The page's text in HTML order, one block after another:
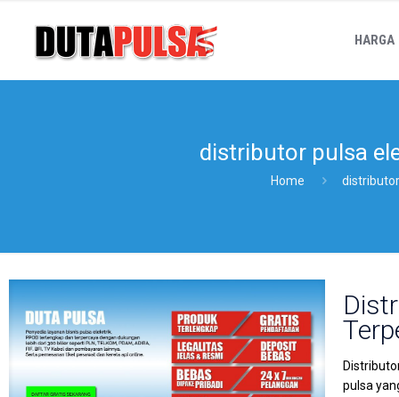
HARGA
distributor pulsa
Home
pulsa